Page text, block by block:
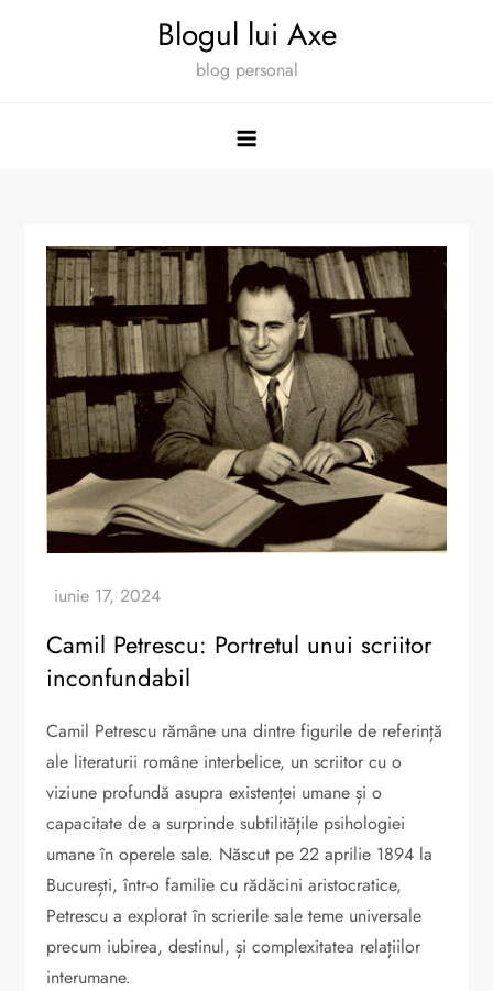
Blogul lui Axe
blog personal
Camil Petrescu: Portretul unui scriitor
inconfundabil
Camil Petrescu rămâne una dintre figurile de referință
ale literaturii române interbelice, un scriitor cu o
viziune profundă asupra existenței umane și o
capacitate de a surprinde subtilitățile psihologiei
umane în operele sale. Născut pe 22 aprilie 1894 la
București, într-o familie cu rădăcini aristocratice,
Petrescu a explorat în scrierile sale teme universale
precum iubirea, destinul, și complexitatea relațiilor
interumane.